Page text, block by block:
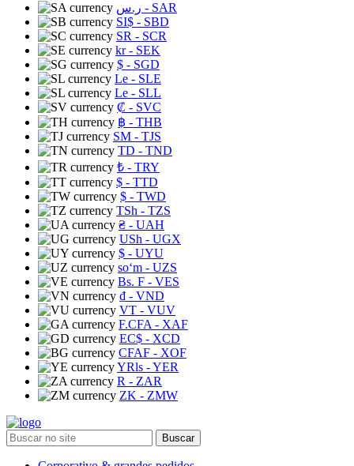
ر.س - SAR
SI$ - SBD
SR - SCR
kr- SEK
$ - SGD
Le - SLE
Le - SLL
₡ - SVC
฿ - THB
ЅМ - TJS
TD - TND
₺ - TRY
$ - TTD
$ - TWD
TSh - TZS
₴ - UAH
USh - UGX
$ - UYU
soʻm - UZS
Bs. F - VES
₫ - VND
VT - VUV
F.CFA - XAF
EC$ - XCD
CFAF - XOF
YRls - YER
R - ZAR
ZK - ZMW
Buscar